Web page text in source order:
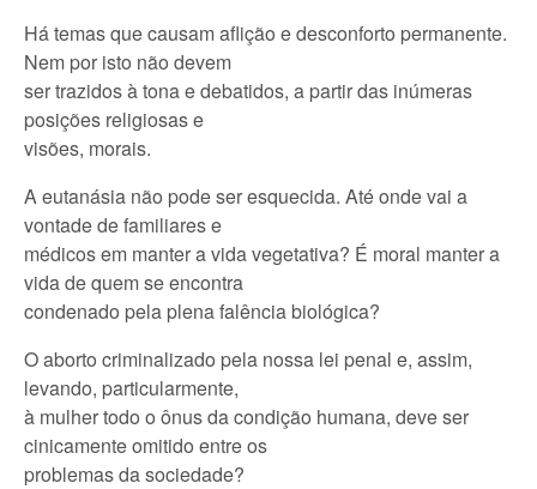
Há temas que causam aflição e desconforto permanente.
Nem por isto não devem
ser trazidos à tona e debatidos, a partir das inúmeras
posições religiosas e
visões, morais.
A eutanásia não pode ser esquecida. Até onde vai a
vontade de familiares e
médicos em manter a vida vegetativa? É moral manter a
vida de quem se encontra
condenado pela plena falência biológica?
O aborto criminalizado pela nossa lei penal e, assim,
levando, particularmente,
à mulher todo o ônus da condição humana, deve ser
cinicamente omitido entre os
problemas da sociedade?